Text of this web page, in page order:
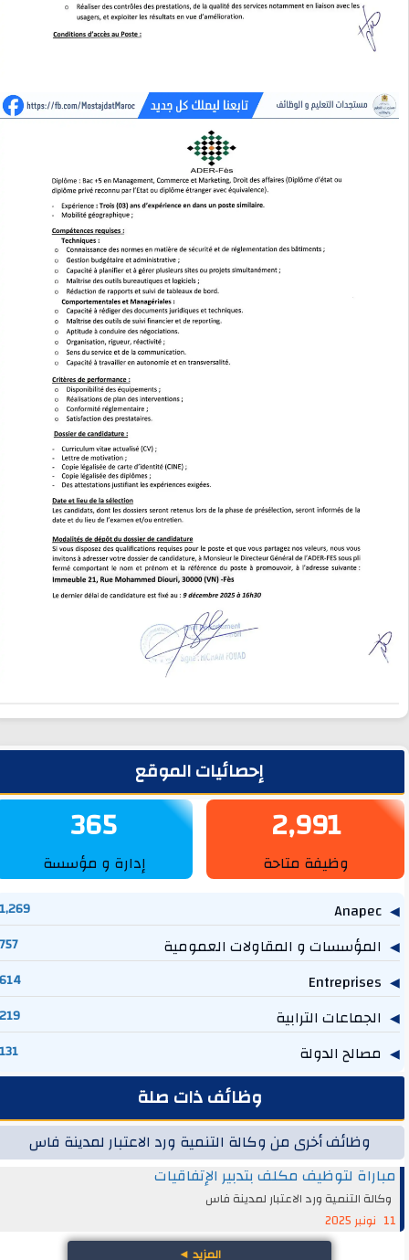
إحصائيات الموقع
2,991
وظيفة متاحة
365
إدارة و مؤسسة
Anapec
1,269
المؤسسات و المقاولات العمومية 757
Entreprises
614
الجماعات الترابية 219
مصالح الدولة 131
وظائف ذات صلة
وظائف أخرى من وكالة التنمية ورد الاعتبار لمدينة فاس
مباراة لتوظيف مكلف بتدبير الإتفاقيات
وكالة التنمية ورد الاعتبار لمدينة فاس
11 نونبر 2025
المزيد◄